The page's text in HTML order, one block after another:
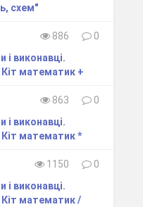
схем"
886
0
і виконавці.
математик +
863
0
і виконавці.
математик *
1150
0
і виконавці.
математик /